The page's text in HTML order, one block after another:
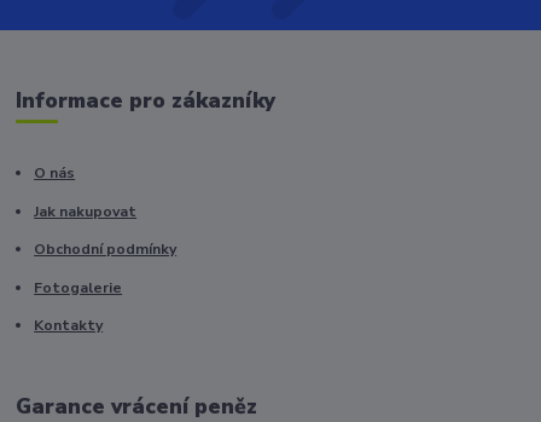
Informace pro zákazníky
O nás
Jak nakupovat
Obchodní podmínky
Fotogalerie
Kontakty
Garance vrácení peněz